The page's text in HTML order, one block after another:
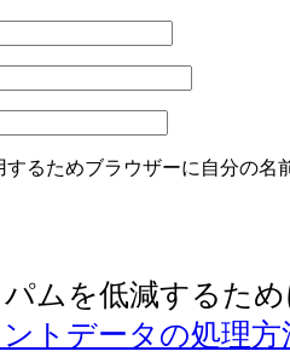
するためブラウザーに自分の名
ムを低減するため
トデータの処理